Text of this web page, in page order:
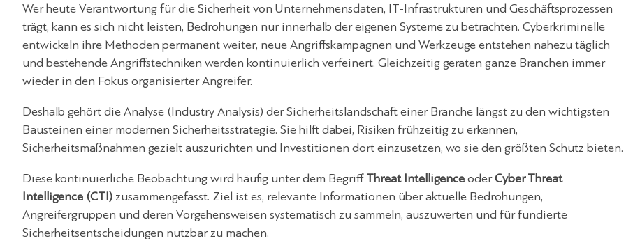
Wer heute Verantwortung für die Sicherheit von Unternehmensdaten, IT-Infrastrukturen und Geschäftsprozessen
trägt, kann es sich nicht leisten, Bedrohungen nur innerhalb der eigenen Systeme zu betrachten. Cyberkriminelle
entwickeln ihre Methoden permanent weiter, neue Angriffskampagnen und Werkzeuge entstehen nahezu täglich
und bestehende Angriffstechniken werden kontinuierlich verfeinert. Gleichzeitig geraten ganze Branchen immer
wieder in den Fokus organisierter Angreifer.
Deshalb gehört die Analyse (Industry Analysis) der Sicherheitslandschaft einer Branche längst zu den wichtigsten
Bausteinen einer modernen Sicherheitsstrategie. Sie hilft dabei, Risiken frühzeitig zu erkennen,
Sicherheitsmaßnahmen gezielt auszurichten und Investitionen dort einzusetzen, wo sie den größten Schutz bieten.
Diese kontinuierliche Beobachtung wird häufig unter dem BegriffThreat IntelligenceoderCyber Threat
Intelligence (CTI)zusammengefasst. Ziel ist es, relevante Informationen über aktuelle Bedrohungen,
Angreifergruppen und deren Vorgehensweisen systematisch zu sammeln, auszuwerten und für fundierte
Sicherheitsentscheidungen nutzbar zu machen.